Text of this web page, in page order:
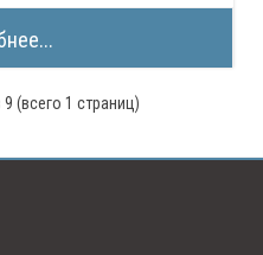
(всего 1 страниц)